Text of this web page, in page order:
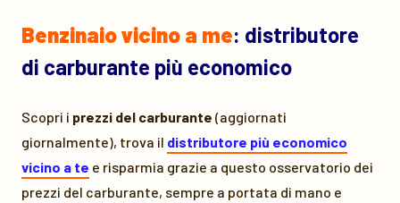
Benzinaio vicino a me: distributore
di carburante più economico
Scopri i prezzi del carburante (aggiornati
giornalmente), trova il distributore più economico
vicino a te e risparmia grazie a questo osservatorio dei
prezzi del carburante, sempre a portata di mano e